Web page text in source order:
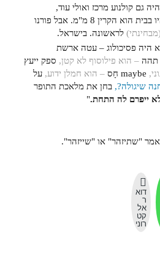
לחיילים ב- 1973. והיה גם קולנוע מרכז ואולי עוד,
וכשההורים של ס.ש. לא היו בבית הוא הקרין 8 מ"מ. אבל פורנו
לראשונה. בישראל.
היה פסיכולוג – עטה ארשת
תהה– הוא פילוסוף לא קטן, ספק ייעץ
– הוא חמלן ידוע, על
שיגולה?, בחן את מלאכת התופר
ייפרם לה התחת."
אמר "שתיזהר" או "שייזהר".
דוא
ר
אל
קט
רוני